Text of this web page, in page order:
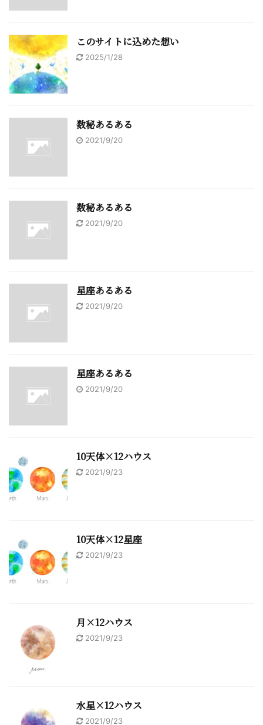
このサイトに込めた想い
2025/1/28
数秘あるある
2021/9/20
数秘あるある
2021/9/20
星座あるある
2021/9/20
星座あるある
2021/9/20
10天体×12ハウス
2021/9/23
10天体×12星座
2021/9/23
月×12ハウス
2021/9/23
水星×12ハウス
2021/9/23